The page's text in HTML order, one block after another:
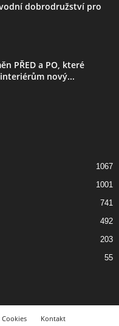
dobrodružství pro
PŘED a PO, které
nový...
1067
1001
741
492
203
55
Cookies Kontakt